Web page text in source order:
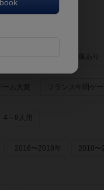
画像あり
ム大賞 フランス年間ゲー
4～8人用
2016〜2018年 2010〜